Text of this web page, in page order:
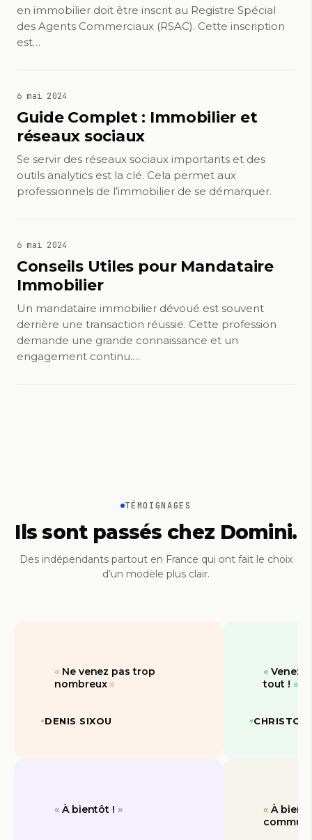
en immobilier doit être inscrit au Registre Spécial
des Agents Commerciaux (RSAC). Cette inscription
est…
6 mai 2024
Guide Complet : Immobilier et
réseaux sociaux
Se servir des réseaux sociaux importants et des
outils analytics est la clé. Cela permet aux
professionnels de l’immobilier de se démarquer.
6 mai 2024
Conseils Utiles pour Mandataire
Immobilier
Un mandataire immobilier dévoué est souvent
derrière une transaction réussie. Cette profession
demande une grande connaissance et un
engagement continu.…
TÉMOIGNAGES
Ils sont passés chez Domini.
Des indépendants partout en France qui ont fait le choix
d’un modèle plus clair.
Ne venez pas trop
nombreux
DENIS SIXOU
Venez
tout !
À bientôt !
À